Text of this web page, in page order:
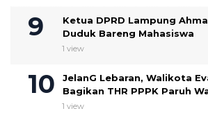
Ketua DPRD Lampung
Duduk Bareng Mahasiswa
1 view
JelanG Lebaran, Walikota
Bagikan THR PPPK Paruh
1 view